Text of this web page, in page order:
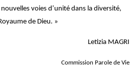
voies d’unité dans la diversité,
de Dieu. »
Letizia MAGRI
Commission Parole de Vie